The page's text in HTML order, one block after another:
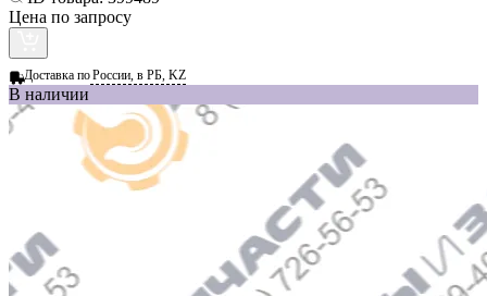
Цена по запросу
Доставка поРоссии, в РБ, KZ
В наличии